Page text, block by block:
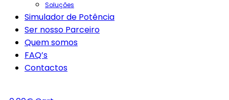
Soluções
Simulador de Potência
Ser nosso Parceiro
Quem somos
FAQ’s
Contactos